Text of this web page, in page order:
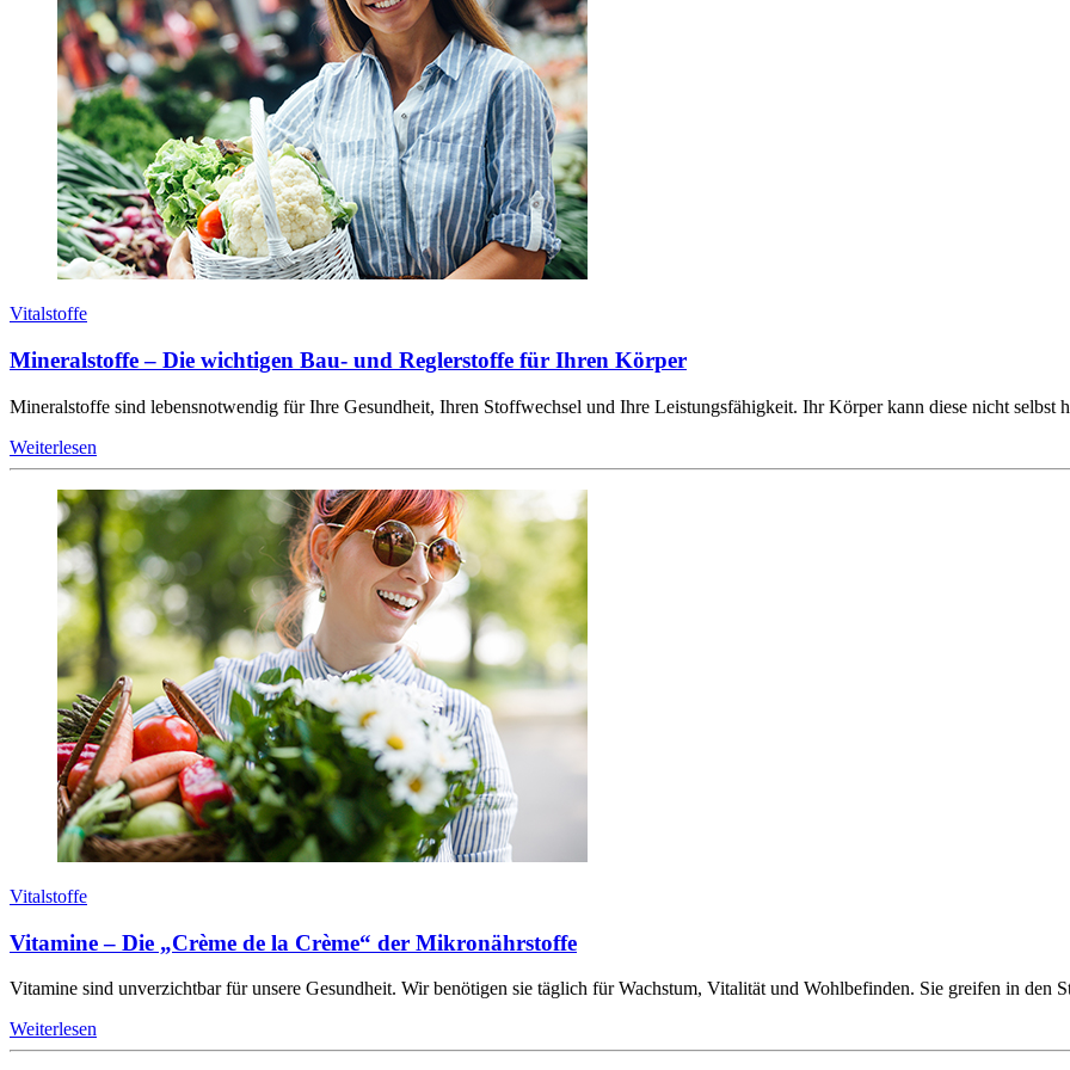
Vitalstoffe
Mineralstoffe – Die wichtigen Bau- und Reglerstoffe für Ihren Körper
Mineralstoffe sind lebensnotwendig für Ihre Gesundheit, Ihren Stoffwechsel und Ihre Leistungsfähigkeit. Ihr Körper kann diese nicht selbst
Weiterlesen
Vitalstoffe
Vitamine – Die „Crème de la Crème“ der Mikronährstoffe
Vitamine sind unverzichtbar für unsere Gesundheit. Wir benötigen sie täglich für Wachstum, Vitalität und Wohlbefinden. Sie greifen in den
Weiterlesen